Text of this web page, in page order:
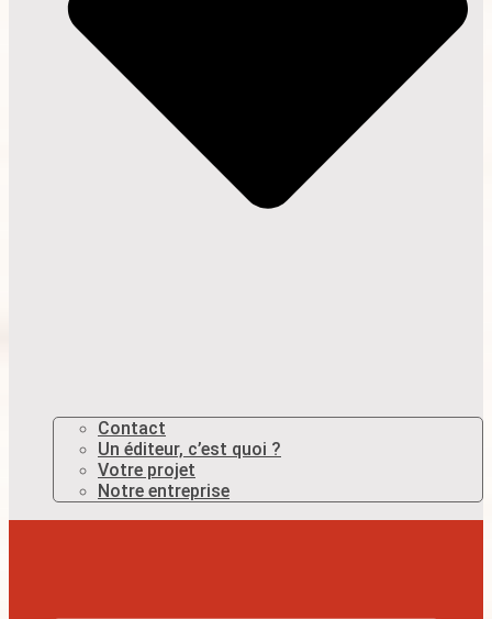
Contact
Un éditeur, c’est quoi ?
Votre projet
Notre entreprise